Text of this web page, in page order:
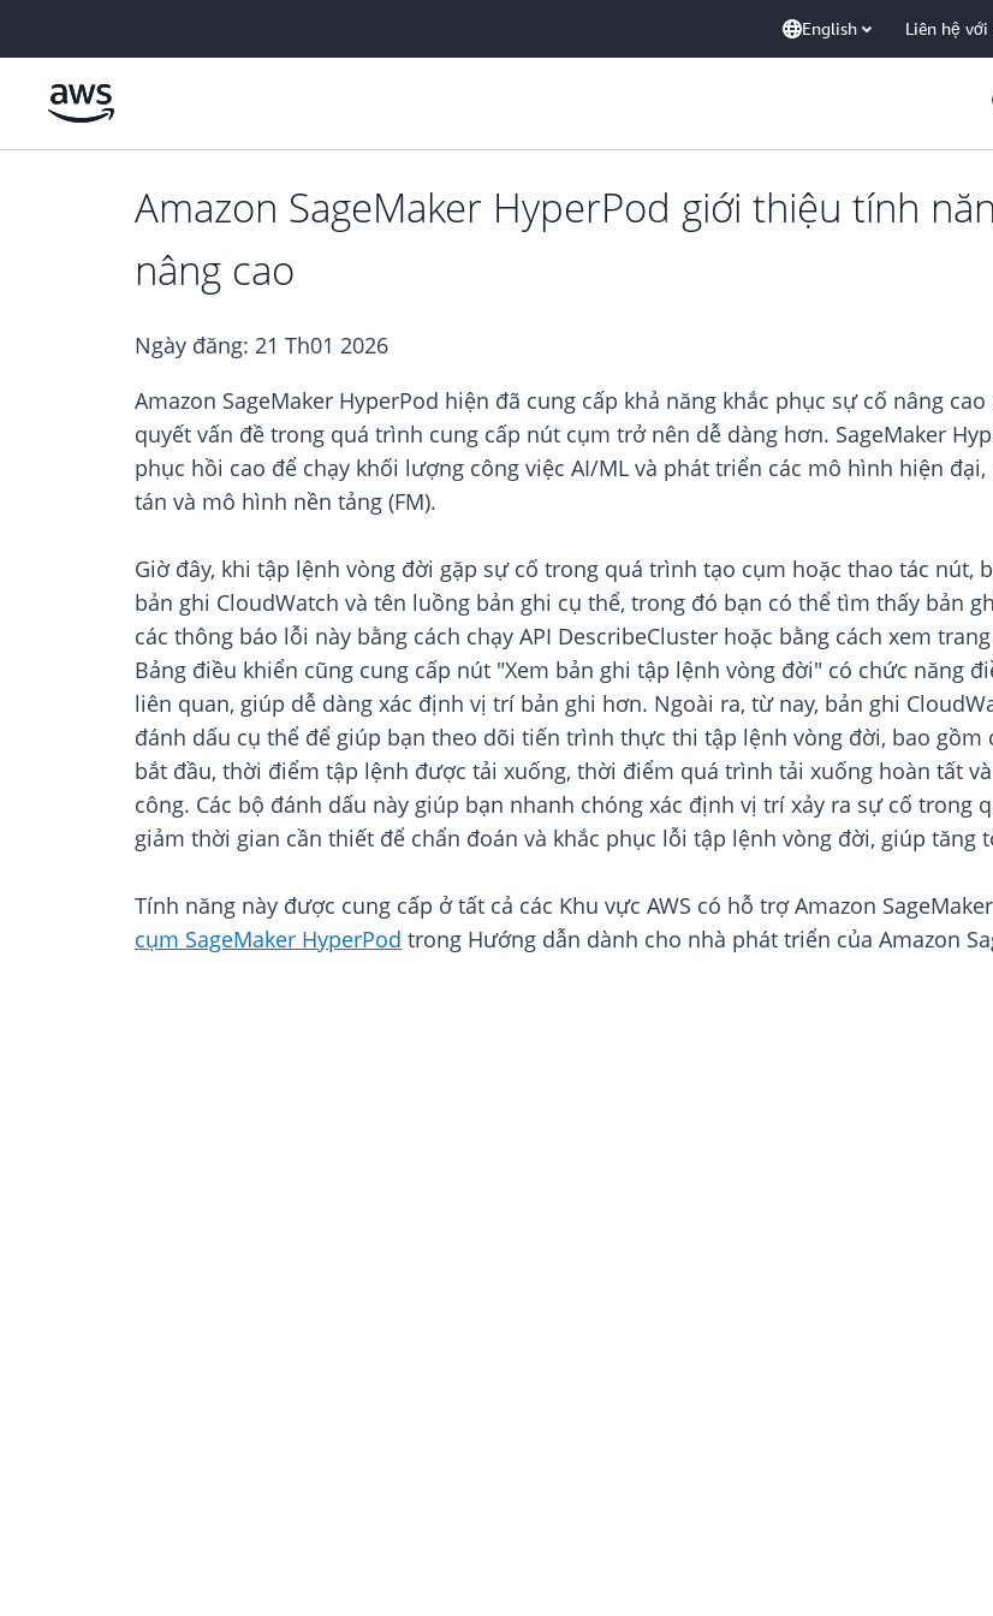
English Liên hệ
Amazon SageMaker HyperPod giới thiệu tính
nâng cao
Ngày đăng: 21 Th01 2026
Amazon SageMaker HyperPod hiện đã cung cấp khả năng khắc phục sự cố nâng
quyết vấn đề trong quá trình cung cấp nút cụm trở nên dễ dàng hơn. SageMaker
phục hồi cao để chạy khối lượng công việc AI/ML và phát triển các mô hình hiện
tán và mô hình nền tảng (FM).
Giờ đây, khi tập lệnh vòng đời gặp sự cố trong quá trình tạo cụm hoặc thao tác
bản ghi CloudWatch và tên luồng bản ghi cụ thể, trong đó bạn có thể tìm thấy bản
các thông báo lỗi này bằng cách chạy API DescribeCluster hoặc bằng cách xem
Bảng điều khiển cũng cung cấp nút "Xem bản ghi tập lệnh vòng đời" có chức năng
liên quan, giúp dễ dàng xác định vị trí bản ghi hơn. Ngoài ra, từ nay, bản ghi
đánh dấu cụ thể để giúp bạn theo dõi tiến trình thực thi tập lệnh vòng đời, bao
bắt đầu, thời điểm tập lệnh được tải xuống, thời điểm quá trình tải xuống hoàn tất
công. Các bộ đánh dấu này giúp bạn nhanh chóng xác định vị trí xảy ra sự cố trong
giảm thời gian cần thiết để chẩn đoán và khắc phục lỗi tập lệnh vòng đời, giúp tăng
Tính năng này được cung cấp ở tất cả các Khu vực AWS có hỗ trợ Amazon
cụm SageMaker HyperPod trong Hướng dẫn dành cho nhà phát triển của Amazon